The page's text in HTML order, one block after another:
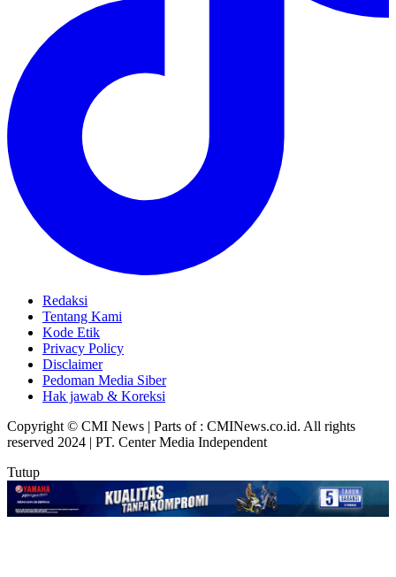
Redaksi
Tentang Kami
Kode Etik
Privacy Policy
Disclaimer
Pedoman Media Siber
Hak jawab & Koreksi
Copyright © CMI News | Parts of : CMINews.co.id. All rights
reserved 2024 | PT. Center Media Independent
Tutup